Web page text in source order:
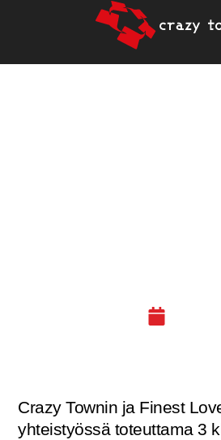
Crazy Townin ja Finest
yhteistyössä toteuttama 3